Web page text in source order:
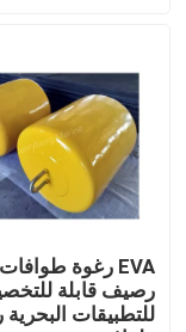
أخبار
حالات
درابزين هوائي
EVA رغوة طوافات
رصيف قابلة
للتطبيقات